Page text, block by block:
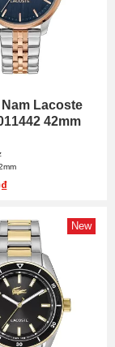
Lacoste
42mm
New